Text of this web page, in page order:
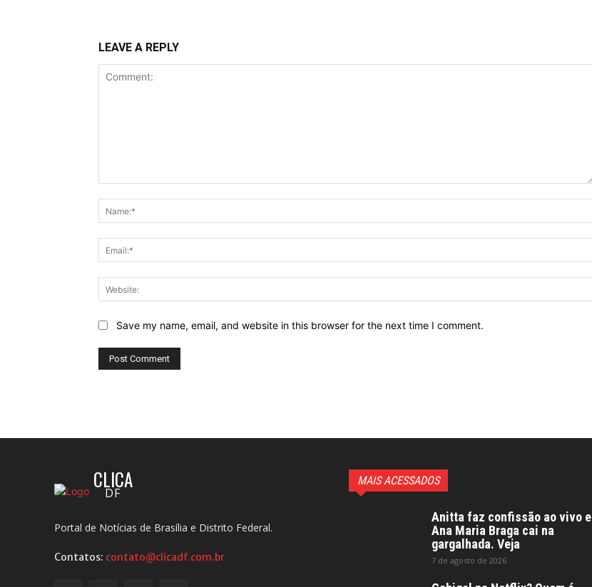
LEAVE A REPLY
Save my name, email, and website in this browser for the next time I comment.
CLICA
DF
Portal de Notícias de Brasília e Distrito Federal.
Contatos: contato@clicadf.com.br
MAIS ACESSADOS
Anitta faz confissão ao vivo e
Ana Maria Braga cai na
gargalhada. Veja
7 de agosto de 2026